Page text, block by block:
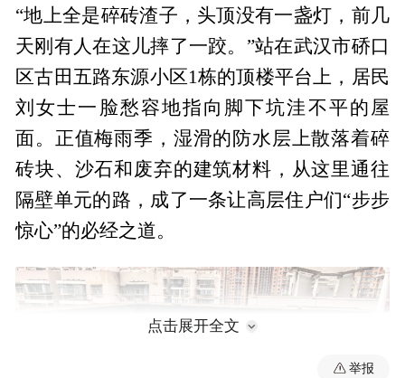
“地上全是碎砖渣子，头顶没有一盏灯，前几
天刚有人在这儿摔了一跤。”站在武汉市硚口
区古田五路东源小区1栋的顶楼平台上，居民
刘女士一脸愁容地指向脚下坑洼不平的屋
面。正值梅雨季，湿滑的防水层上散落着碎
砖块、沙石和废弃的建筑材料，从这里通往
隔壁单元的路，成了一条让高层住户们“步步
惊心”的必经之道。
点击展开全文
举报